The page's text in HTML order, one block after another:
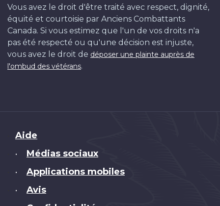
Vous avez le droit d'être traité avec respect, dignité,
équité et courtoisie par Anciens Combattants
Canada. Si vous estimez que l'un de vos droits n'a
pas été respecté ou qu'une décision est injuste,
vous avez le droit de déposer une plainte auprès de
l'ombud des vétérans.
Brand
Aide
• Médias sociaux
• Applications mobiles
• Avis